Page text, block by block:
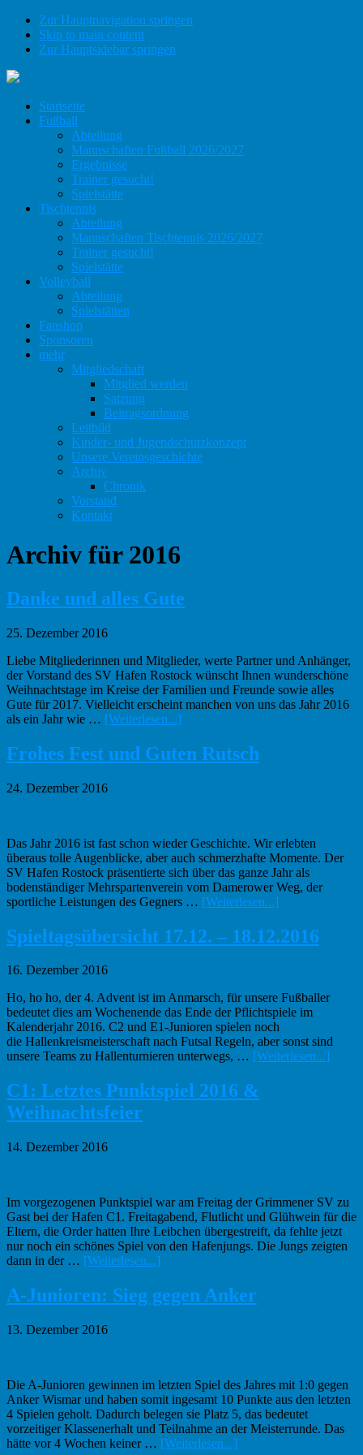
Zur Hauptnavigation springen
Skip to main content
Zur Hauptsidebar springen
Startseite
Fußball
Abteilung
Mannschaften Fußball 2026/2027
Ergebnisse
Trainer gesucht!
Spielstätte
Tischtennis
Abteilung
Mannschaften Tischtennis 2026/2027
Trainer gesucht!
Spielstätte
Volleyball
Abteilung
Spielstätten
Fanshop
Sponsoren
mehr
Mitgliedschaft
Mitglied werden
Satzung
Beitragsordnung
Leitbild
Kinder- und Jugendschutzkonzept
Unsere Vereinsgeschichte
Archiv
Chronik
Vorstand
Kontakt
Archiv für 2016
Danke und alles Gute
25. Dezember 2016
Liebe Mitgliederinnen und Mitglieder, werte Partner und Anhänger,
der Vorstand des SV Hafen Rostock wünscht Ihnen wunderschöne
Weihnachtstage im Kreise der Familien und Freunde sowie alles
Gute für 2017. Vielleicht erscheint manchen von uns das Jahr 2016
als ein Jahr wie … [Weiterlesen...]
Plugin
Danke
Frohes Fest und Guten Rutsch
24. Dezember 2016
Das Jahr 2016 ist fast schon wieder Geschichte. Wir erlebten
überaus tolle Augenblicke, aber auch schmerzhafte Momente. Der
SV Hafen Rostock präsentierte sich über das ganze Jahr als
bodenständiger Mehrspartenverein vom Damerower Weg, der
sportliche Leistungen des Gegners … [Weiterlesen...]
Plugin
Frohes
Rutsch
Spieltagsübersicht 17.12. – 18.12.2016
16. Dezember 2016
Ho, ho ho, der 4. Advent ist im Anmarsch, für unsere Fußballer
bedeutet dies am Wochenende das Ende der Pflichtspiele im
Kalenderjahr 2016. C2 und E1-Junioren spielen noch
die Hallenkreismeisterschaft nach Futsal Regeln, aber sonst sind
unsere Teams zu Hallenturnieren unterwegs, … [Weiterlesen...]
C1: Letztes Punktspiel 2016 &
Weihnachtsfeier
14. Dezember 2016
Im vorgezogenen Punktspiel war am Freitag der Grimmener SV zu
Gast bei der Hafen C1. Freitagabend, Flutlicht und Glühwein für die
Eltern, die Order hatten Ihre Leibchen übergestreift, da fehlte jetzt
nur noch ein schönes Spiel von den Hafenjungs. Die Jungs zeigten
dann in der … [Weiterlesen...]
Plugin
C1:
A-Junioren: Sieg gegen Anker
13. Dezember 2016
Die A-Junioren gewinnen im letzten Spiel des Jahres mit 1:0 gegen
Anker Wismar und haben somit ingesamt 10 Punkte aus den letzten
4 Spielen geholt. Dadurch belegen sie Platz 5, das bedeutet
vorzeitiger Klassenerhalt und Teilnahme an der Meisterrunde. Das
hätte vor 4 Wochen keiner … [Weiterlesen...]